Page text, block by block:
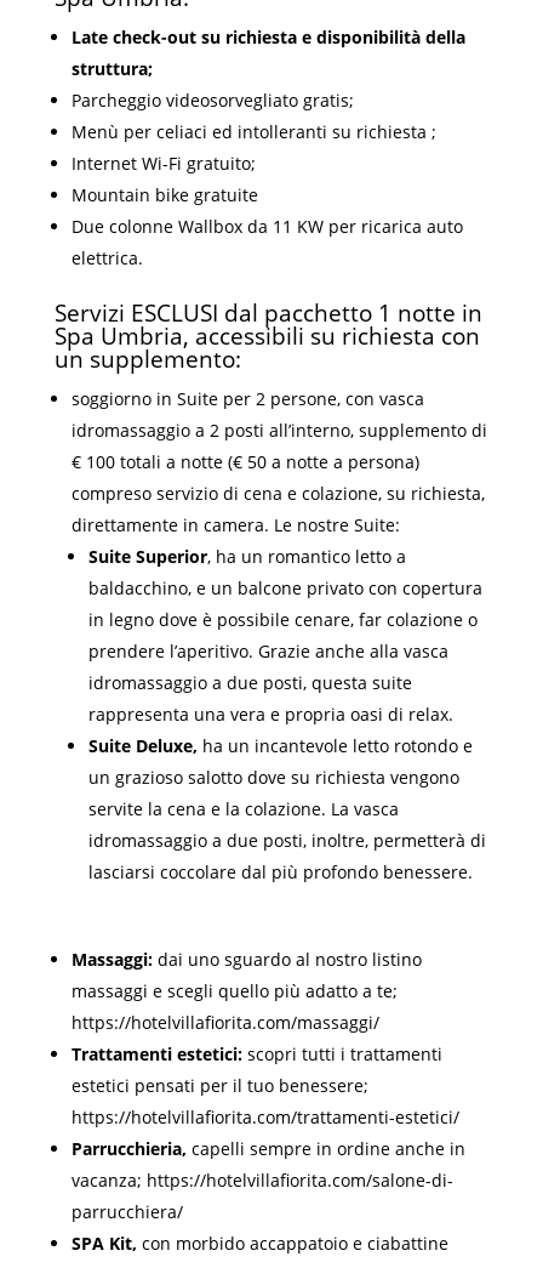
Late check-out su richiesta e disponibilità della
struttura;
Parcheggio videosorvegliato gratis;
Menù per celiaci ed intolleranti su richiesta ;
Internet Wi-Fi gratuito;
Mountain bike gratuite
Due colonne Wallbox da 11 KW per ricarica auto
elettrica.
Servizi ESCLUSI dal pacchetto 1 notte in
Spa Umbria, accessibili su richiesta con
un supplemento:
soggiorno in Suite per 2 persone, con vasca
idromassaggio a 2 posti all’interno, supplemento di
€ 100 totali a notte (€ 50 a notte a persona)
compreso servizio di cena e colazione, su richiesta,
direttamente in camera. Le nostre Suite:
Suite Superior, ha un romantico letto a
baldacchino, e un balcone privato con copertura
in legno dove è possibile cenare, far colazione o
prendere l’aperitivo. Grazie anche alla vasca
idromassaggio a due posti, questa suite
rappresenta una vera e propria oasi di relax.
Suite Deluxe, ha un incantevole letto rotondo e
un grazioso salotto dove su richiesta vengono
servite la cena e la colazione. La vasca
idromassaggio a due posti, inoltre, permetterà di
lasciarsi coccolare dal più profondo benessere.
Massaggi: dai uno sguardo al nostro listino
massaggi e scegli quello più adatto a te;
https://hotelvillafiorita.com/massaggi/
Trattamenti estetici: scopri tutti i trattamenti
estetici pensati per il tuo benessere;
https://hotelvillafiorita.com/trattamenti-estetici/
Parrucchieria, capelli sempre in ordine anche in
vacanza; https://hotelvillafiorita.com/salone-di-
parrucchiera/
SPA Kit, con morbido accappatoio e ciabattine